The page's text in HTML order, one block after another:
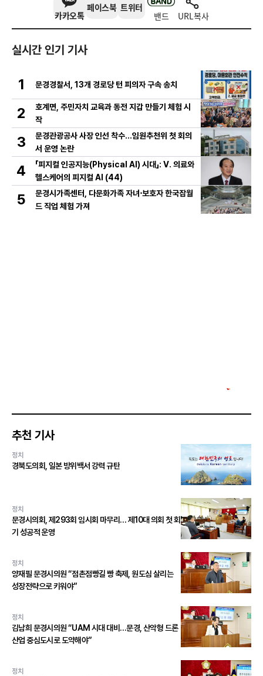
카카오톡
페이스북 트위터
밴드 URL복사
실시간 인기 기사
1 문경경찰서, 13개 경로당 턴 피의자 구속 송치
2
호계면, 주민자치 교육과 동전 지갑 만들기 체험 시
작
3
문경관광공사 사장 인선 착수…임원추천위 첫 회의
서 운영 논란
4
「피지컬 인공지능(Physical AI) 시대」: Ⅴ. 의료와
헬스케어의 피지컬 AI (44)
5
문경시가족센터, 다문화가족 자녀⋅보호자 한국잡월
드 직업 체험 가져
추천 기사
정치
경북도의회, 일본 방위백서 강력 규탄
정치
문경시의회, 제293회 임시회 마무리… 제10대 의회 첫 회
기 성공적 운영
정치
양재필 문경시의원 “점촌점빵길 빵 축제, 원도심 살리는
성장전략으로 키워야”
정치
김남희 문경시의원 “UAM 시대 대비…문경, 산악형 드론
산업 중심도시로 도약해야”
정치